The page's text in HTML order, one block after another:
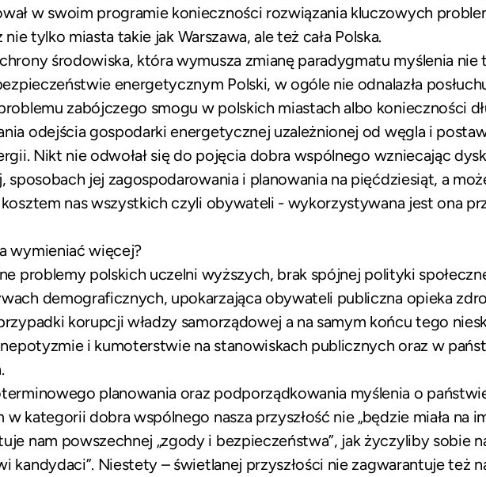
w swoim programie konieczności rozwiązania kluczowych
nie tylko miasta takie jak Warszawa, ale też cała Polska.
środowiska, która wymusza zmianę paradygmatu myślenia
energetycznym Polski, w ogóle nie odnalazła
zabójczego smogu w polskich miastach albo konieczności
odejścia gospodarki energetycznej uzależnionej od węgla i
Nikt nie odwołał się do pojęcia dobra wspólnego wzniecając
sposobach jej zagospodarowania i planowania na pięćdziesiąt, a
nas wszystkich czyli obywateli - wykorzystywana jest ona
wymieniać więcej?
problemy polskich uczelni wyższych, brak spójnej polityki
demograficznych, upokarzająca obywateli publiczna opieka
korupcji władzy samorządowej a na samym końcu tego
i kumoterstwie na stanowiskach publicznych oraz w
planowania oraz podporządkowania myślenia o
kategorii dobra wspólnego nasza przyszłość nie „będzie miała na
nam powszechnej „zgody i bezpieczeństwa”, jak życzyliby sobie
kandydaci”. Niestety – świetlanej przyszłości nie zagwarantuje też